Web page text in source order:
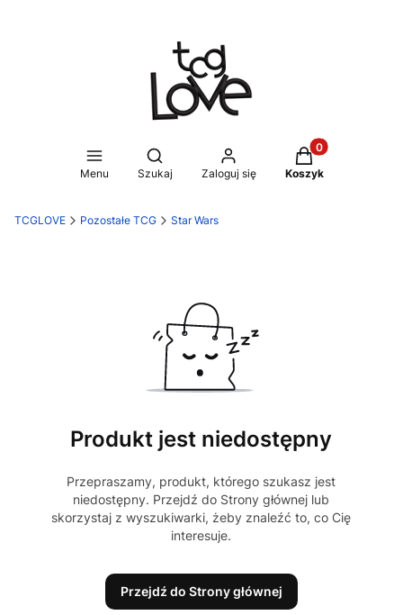
Menu
Otwórz wyszukiwarkę
Szukaj Zaloguj się
Produkty w
Koszyk
TCGLOVE Pozostałe TCG Star Wars
Produkt jest niedostępny
Przepraszamy, produkt, którego szukasz jest
niedostępny. Przejdź do Strony głównej lub
skorzystaj z wyszukiwarki, żeby znaleźć to, co Cię
interesuje.
Przejdź do Strony głównej